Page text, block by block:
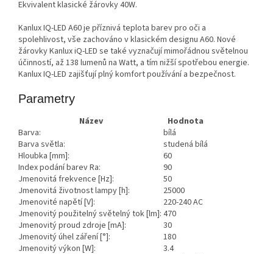
Ekvivalent klasické žárovky 40W.
Kanlux IQ-LED A60 je příznivá teplota barev pro oči a
spolehlivost, vše zachováno v klasickém designu A60. Nové
žárovky Kanlux iQ-LED se také vyznačují mimořádnou světelnou
účinností, až 138 lumenů na Watt, a tím nižší spotřebou energie.
Kanlux IQ-LED zajišťují plný komfort používání a bezpečnost.
Parametry
Název
Hodnota
Barva:
bílá
Barva světla:
studená bílá
Hloubka [mm]:
60
Index podání barev Ra:
90
Jmenovitá frekvence [Hz]:
50
Jmenovitá životnost lampy [h]:
25000
Jmenovité napětí [V]:
220-240 AC
Jmenovitý použitelný světelný tok [lm]: 470
Jmenovitý proud zdroje [mA]:
30
Jmenovitý úhel záření [°]:
180
Jmenovitý výkon [W]:
3.4